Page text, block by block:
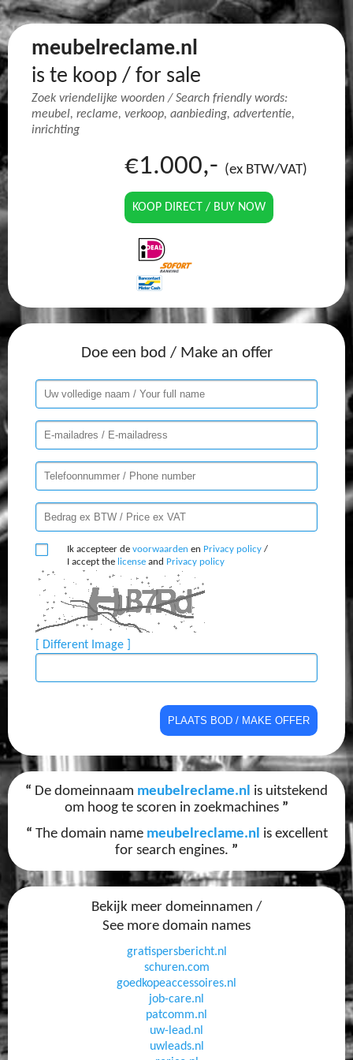
meubelreclame.nl
is te koop / for sale
Zoek vriendelijke woorden / Search friendly words:
meubel, reclame, verkoop, aanbieding, advertentie,
inrichting
€1.000,- (ex BTW/VAT)
KOOP DIRECT / BUY NOW
Doe een bod / Make an offer
Ik accepteer de voorwaarden en Privacy policy /
I accept the license and Privacy policy
[ Different Image ]
“ De domeinnaam meubelreclame.nl is uitstekend
om hoog te scoren in zoekmachines ”
“ The domain name meubelreclame.nl is excellent
for search engines. ”
Bekijk meer domeinnamen /
See more domain names
gratispersbericht.nl
schuren.com
goedkopeaccessoires.nl
job-care.nl
patcomm.nl
uw-lead.nl
uwleads.nl